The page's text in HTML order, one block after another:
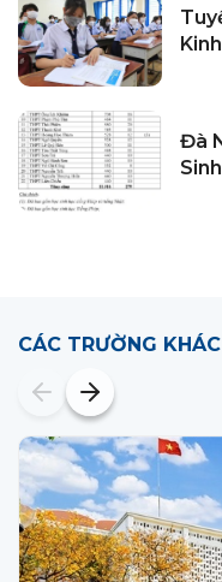
Đà
CÁC TRƯỜNG KHÁC